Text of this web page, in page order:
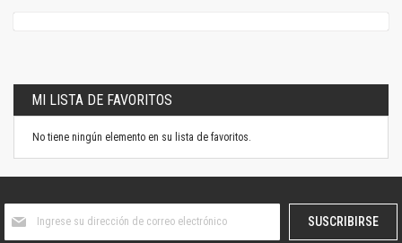
MI LISTA DE FAVORITOS
No tiene ningún elemento en su lista de favoritos.
boletín
SUSCRIBIRSE